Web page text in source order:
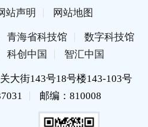
站声明 网站地图
青海省科技馆
数字科技馆
科创中国 智汇中国
大街143号18号楼143-103号
邮编：810008